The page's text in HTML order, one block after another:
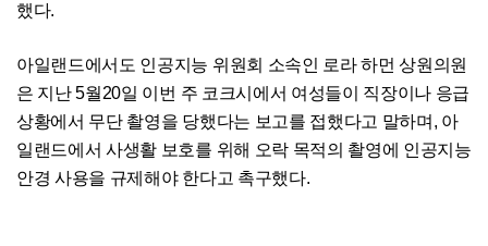
했다.
아일랜드에서도 인공지능 위원회 소속인 로라 하먼 상원의원
은 지난 5월20일 이번 주 코크시에서 여성들이 직장이나 응급
상황에서 무단 촬영을 당했다는 보고를 접했다고 말하며, 아
일랜드에서 사생활 보호를 위해 오락 목적의 촬영에 인공지능
안경 사용을 규제해야 한다고 촉구했다.